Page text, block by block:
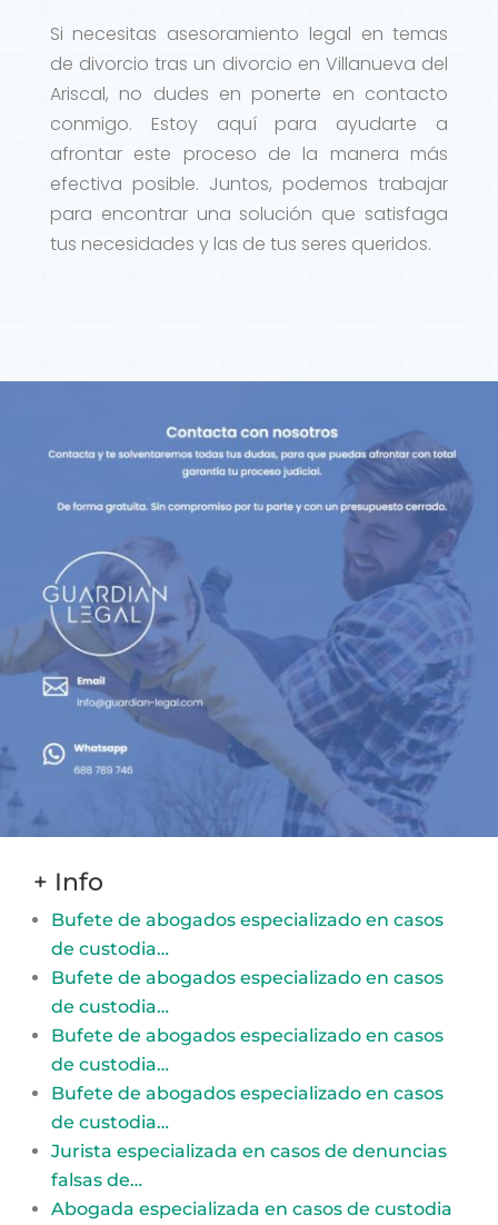
Si necesitas asesoramiento legal en temas
de divorcio tras un divorcio en Villanueva del
Ariscal, no dudes en ponerte en contacto
conmigo. Estoy aquí para ayudarte a
afrontar este proceso de la manera más
efectiva posible. Juntos, podemos trabajar
para encontrar una solución que satisfaga
tus necesidades y las de tus seres queridos.
+ Info
Bufete de abogados especializado en casos
de custodia…
Bufete de abogados especializado en casos
de custodia…
Bufete de abogados especializado en casos
de custodia…
Bufete de abogados especializado en casos
de custodia…
Jurista especializada en casos de denuncias
falsas de…
Abogada especializada en casos de custodia